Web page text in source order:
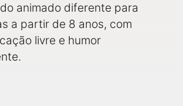
animado diferente para
a partir de 8 anos, com
livre e humor